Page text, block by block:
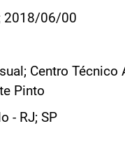
2018/06/00
Centro
Pinto
- RJ; SP